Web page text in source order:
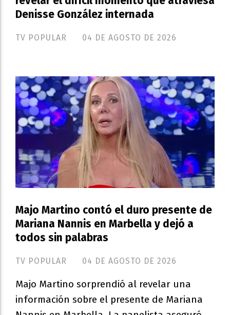
Denisse González internada
TV POPULAR 04 DE AGOSTO DE 2026
Majo Martino contó el duro presente de
Mariana Nannis en Marbella y dejó a
todos sin palabras
TV POPULAR 04 DE AGOSTO DE 2026
Majo Martino sorprendió al revelar una
información sobre el presente de Mariana